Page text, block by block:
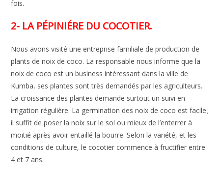
fois.
2- LA PÉPINIÉRE DU COCOTIER.
Nous avons visité une entreprise familiale de production de
plants de noix de coco. La responsable nous informe que la
noix de coco est un business intéressant dans la ville de
Kumba, ses plantes sont très demandés par les agriculteurs.
La croissance des plantes demande surtout un suivi en
irrigation régulière. La germination des noix de coco est facile ;
il suffit de poser la noix sur le sol ou mieux de l’enterrer à
moitié après avoir entaillé la bourre. Selon la variété, et les
conditions de culture, le cocotier commence à fructifier entre
4 et 7 ans.